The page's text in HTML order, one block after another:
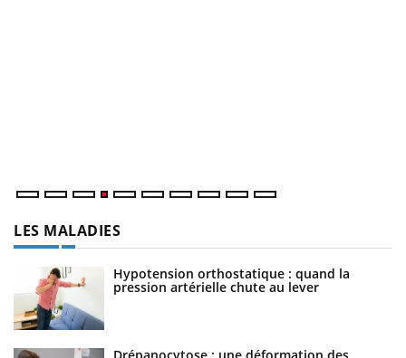
LES MALADIES
Hypotension orthostatique : quand la
pression artérielle chute au lever
Drépanocytose : une déformation des